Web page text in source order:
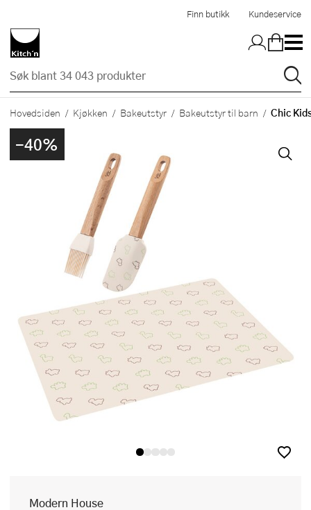
Finn butikk Kundeservice
Hovedsiden Kjøkken Bakeutstyr Bakeutstyr til barn Chic
-40%
Modern House